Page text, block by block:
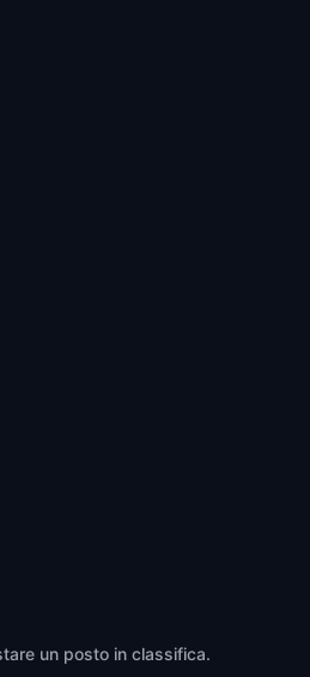
un posto in classifica.